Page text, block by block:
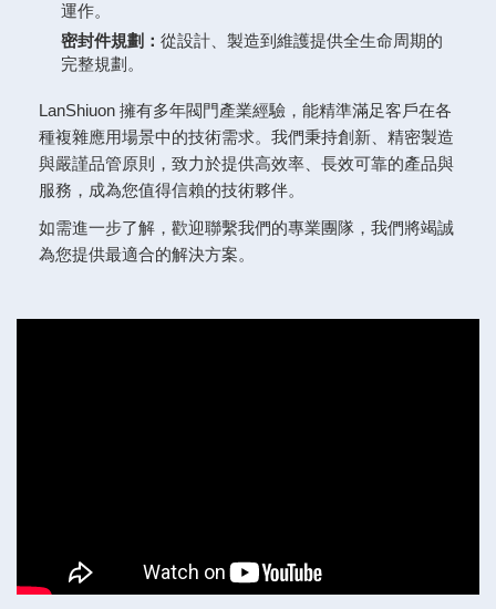
運作。
密封件規劃： 從設計、製造到維護提供全生命周期的
完整規劃。
LanShiuon 擁有多年閥門產業經驗，能精準滿足客戶在各
種複雜應用場景中的技術需求。我們秉持創新、精密製造
與嚴謹品管原則，致力於提供高效率、長效可靠的產品與
服務，成為您值得信賴的技術夥伴。
如需進一步了解，歡迎聯繫我們的專業團隊，我們將竭誠
為您提供最適合的解決方案。